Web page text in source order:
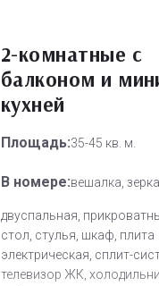
2-комнатные с
балконом и
кухней
Площадь:35-45 кв. м.
В номере:вешалка,
двуспальная,
стол, стулья, шкаф, плита
электрическая, сплит-
телевизор ЖК,